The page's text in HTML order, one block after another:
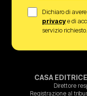
Dichiaro di
privacye di
servizio richiesto.
CASA
Direttore
Registrazione al